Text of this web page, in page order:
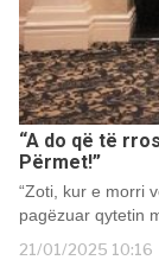
“A do që të
Përmet!”
“Zoti, kur e morri
pagëzuar qytetin
21/01/2025 10:16